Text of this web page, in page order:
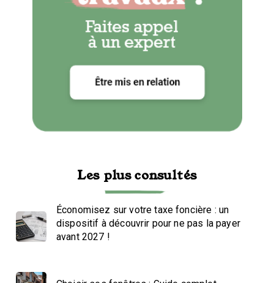
Les plus consultés
Économisez sur votre taxe foncière : un
dispositif à découvrir pour ne pas la payer
avant 2027 !